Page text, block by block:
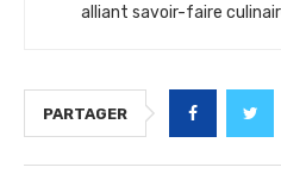
alliant savoir-faire
PARTAGER